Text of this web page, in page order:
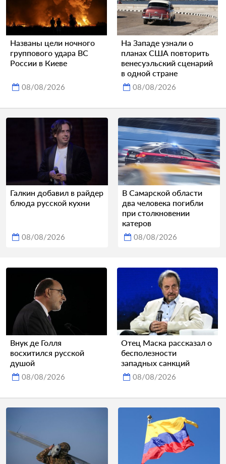
Названы цели ночного
группового удара ВС
России в Киеве
08/08/2026
На Западе узнали о
планах США повторить
венесуэльский сценарий
в одной стране
08/08/2026
Галкин добавил в райдер
блюда русской кухни
08/08/2026
В Самарской области
два человека погибли
при столкновении
катеров
08/08/2026
Внук де Голля
восхитился русской
душой
08/08/2026
Отец Маска рассказал о
бесполезности
западных санкций
08/08/2026